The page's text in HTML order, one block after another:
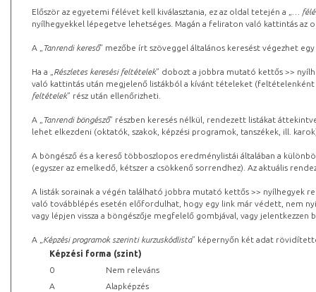
Először az egyetemi félévet kell kiválasztania, ez az oldal tetején a „
…
nyílhegyekkel lépegetve lehetséges. Magán a feliraton való kattintás az
A „ Tanrendi kereső” mezőbe írt szöveggel általános keresést végezhet
Ha a „ Részletes keresési feltételek” dobozt a jobbra mutató kettős >>
való kattintás után megjelenő listákból a kívánt tételeket (feltételenként
feltételek” rész után ellenőrizheti.
A „ Tanrendi böngésző” részben keresés nélkül, rendezett listákat
lehet elkezdeni (oktatók, szakok, képzési programok, tanszékek, ill.
A böngésző és a kereső többoszlopos eredménylistái általában a
(egyszer az emelkedő, kétszer a csökkenő sorrendhez). Az aktuális
A listák sorainak a végén található jobbra mutató kettős >> nyílhegyek
való továbblépés esetén előfordulhat, hogy egy link már védett, nem
vagy lépjen vissza a böngészője megfelelő gombjával, vagy
A „ Képzési programok szerinti kurzuskódlista” képernyőn két adat
Képzési forma (szint)
0
Nem releváns
A
Alapképzés